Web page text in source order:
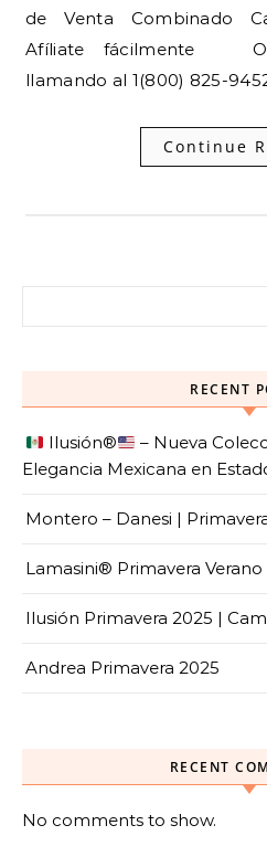
de Venta Combinado
Afíliate fácilmente
llamando al 1(800) 825-
Continue
RECENT
Ilusión®️
– Nueva
Elegancia Mexicana en
Montero – Danesi |
Lamasini® Primavera Verano
Ilusión Primavera 2025 |
Andrea Primavera 2025
RECENT
No comments to show.